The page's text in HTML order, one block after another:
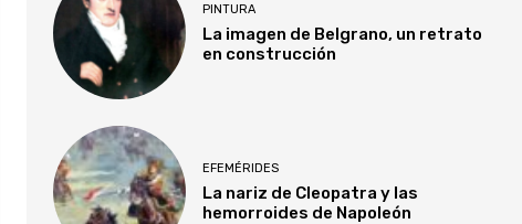
PINTURA
La imagen de Belgrano, un retrato
en construcción
EFEMÉRIDES
La nariz de Cleopatra y las
hemorroides de Napoleón